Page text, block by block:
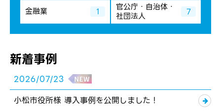
金融業
1 官公庁・自治体・
社団法人 7
新着事例
2026/07/23
小松市役所様 導入事例を公開しました！